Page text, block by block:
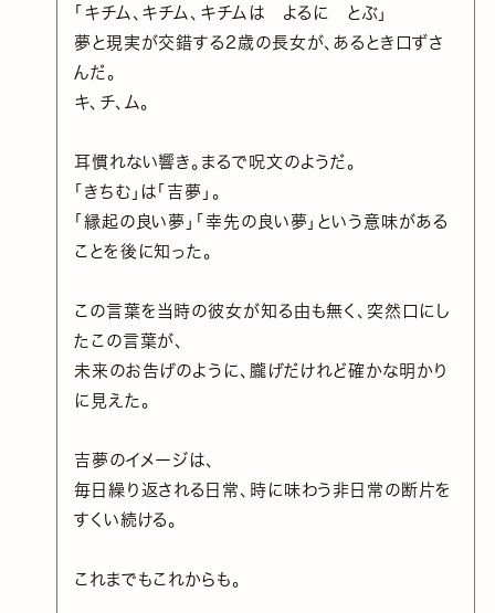
「キチム、キチム、キチムは よるに とぶ」
夢と現実が交錯する2歳の長女が、あるとき口ずさ
んだ。
キ、チ、ム。
耳慣れない響き。まるで呪文のようだ。
「きちむ」は「吉夢」。
「縁起の良い夢」「幸先の良い夢」という意味がある
ことを後に知った。
この言葉を当時の彼女が知る由も無く、突然口にし
たこの言葉が、
未来のお告げのように、朧げだけれど確かな明かり
に見えた。
吉夢のイメージは、
毎日繰り返される日常、時に味わう非日常の断片を
すくい続ける。
これまでもこれからも。